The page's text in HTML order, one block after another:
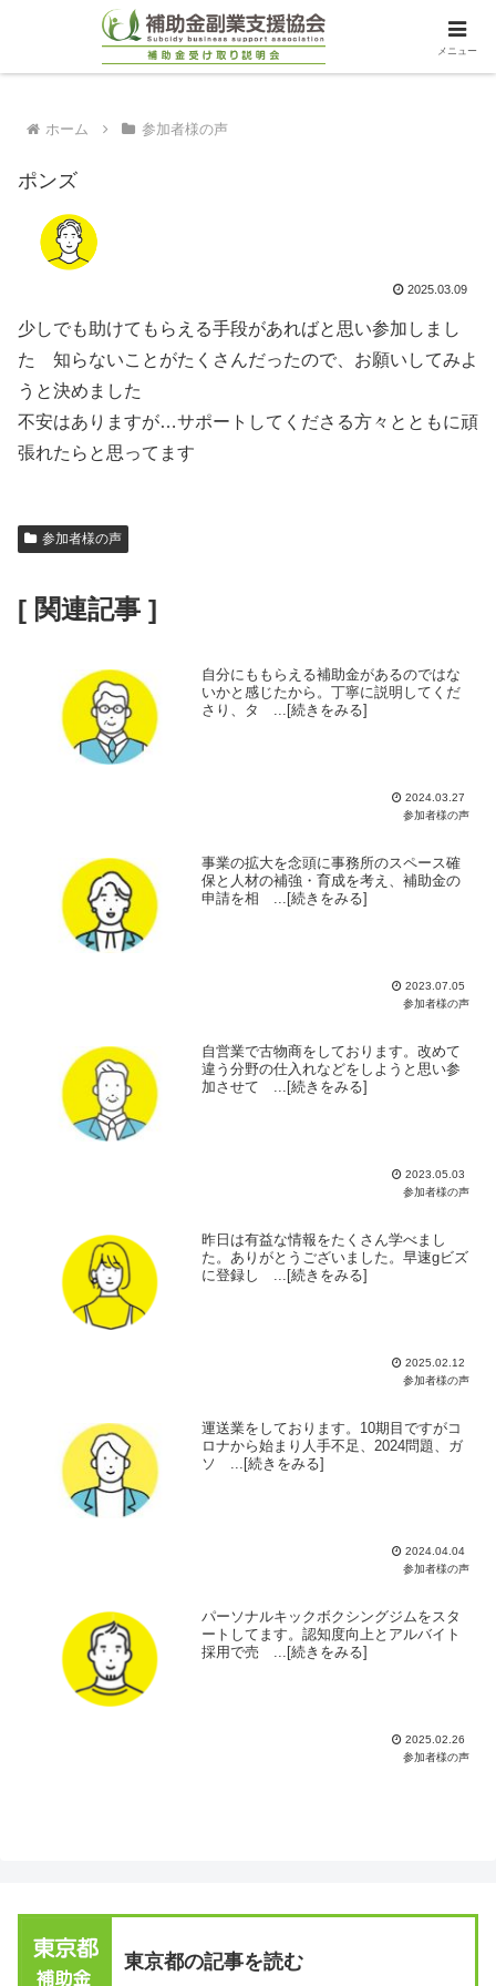
ホーム 参加者様の声
ポンズ
2025.03.09
少しでも助けてもらえる手段があればと思い参加しまし
た 知らないことがたくさんだったので、お願いしてみよ
うと決めました
不安はありますが…サポートしてくださる方々とともに頑
張れたらと思ってます
参加者様の声
[ 関連記事 ]
自分にももらえる補助金があるのではな
いかと感じたから。丁寧に説明してくだ
さり、タ ...[続きをみる]
2024.03.27
参加者様の声
事業の拡大を念頭に事務所のスペース確
保と人材の補強・育成を考え、補助金の
申請を相 ...[続きをみる]
2023.07.05
参加者様の声
自営業で古物商をしております。改めて
違う分野の仕入れなどをしようと思い参
加させて ...[続きをみる]
2023.05.03
参加者様の声
昨日は有益な情報をたくさん学べまし
た。ありがとうございました。早速gビズ
に登録し ...[続きをみる]
2025.02.12
参加者様の声
運送業をしております。10期目ですがコ
ロナから始まり人手不足、2024問題、ガ
ソ ...[続きをみる]
2024.04.04
参加者様の声
パーソナルキックボクシングジムをスタ
ートしてます。認知度向上とアルバイト
採用で売 ...[続きをみる]
2025.02.26
参加者様の声
東京都の記事を読む
メニュー